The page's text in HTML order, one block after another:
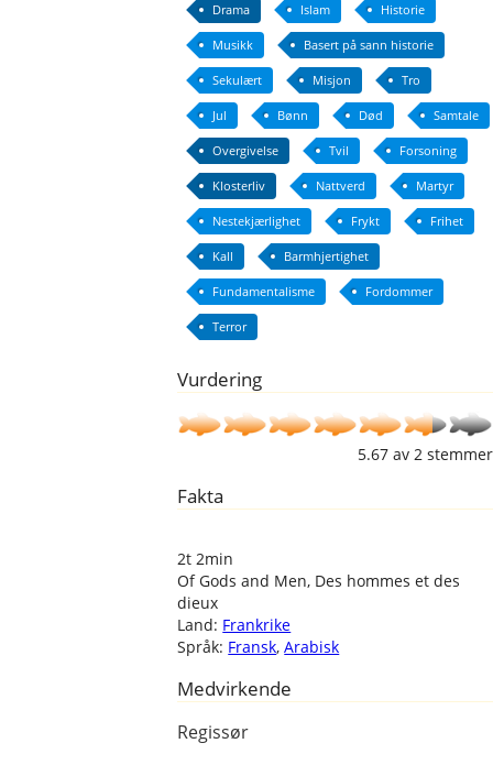
Drama Islam Historie
Musikk Basert på sann historie
Sekulært Misjon Tro
Jul Bønn Død Samtale
Overgivelse Tvil Forsoning
Klosterliv Nattverd Martyr
Nestekjærlighet Frykt Frihet
Kall Barmhjertighet
Fundamentalisme Fordommer
Terror
Vurdering
5.67av 2 stemmer
Fakta
2t 2min
Of Gods and Men, Des hommes et des
dieux
Land: Frankrike
Språk: Fransk,Arabisk
Medvirkende
Regissør